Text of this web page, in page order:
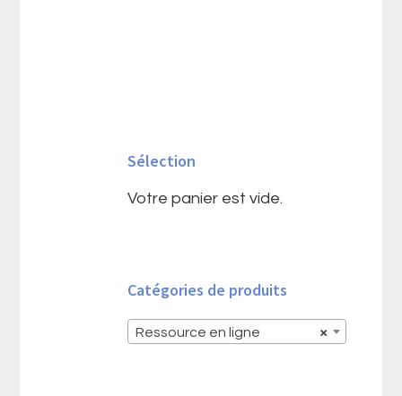
principale
Sélection
Votre panier est vide.
Catégories de produits
×
Ressource en ligne